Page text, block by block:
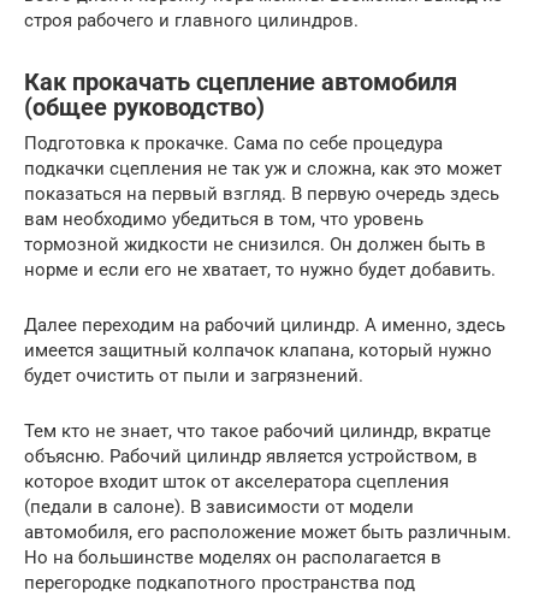
строя рабочего и главного цилиндров.
Как прокачать сцепление автомобиля
(общее руководство)
Подготовка к прокачке. Сама по себе процедура
подкачки сцепления не так уж и сложна, как это может
показаться на первый взгляд. В первую очередь здесь
вам необходимо убедиться в том, что уровень
тормозной жидкости не снизился. Он должен быть в
норме и если его не хватает, то нужно будет добавить.
Далее переходим на рабочий цилиндр. А именно, здесь
имеется защитный колпачок клапана, который нужно
будет очистить от пыли и загрязнений.
Тем кто не знает, что такое рабочий цилиндр, вкратце
объясню. Рабочий цилиндр является устройством, в
которое входит шток от акселератора сцепления
(педали в салоне). В зависимости от модели
автомобиля, его расположение может быть различным.
Но на большинстве моделях он располагается в
перегородке подкапотного пространства под